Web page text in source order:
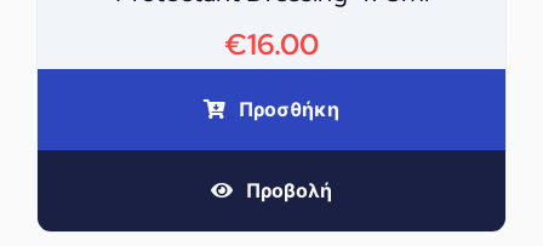
€16.00
Προσθήκη
Προβολή